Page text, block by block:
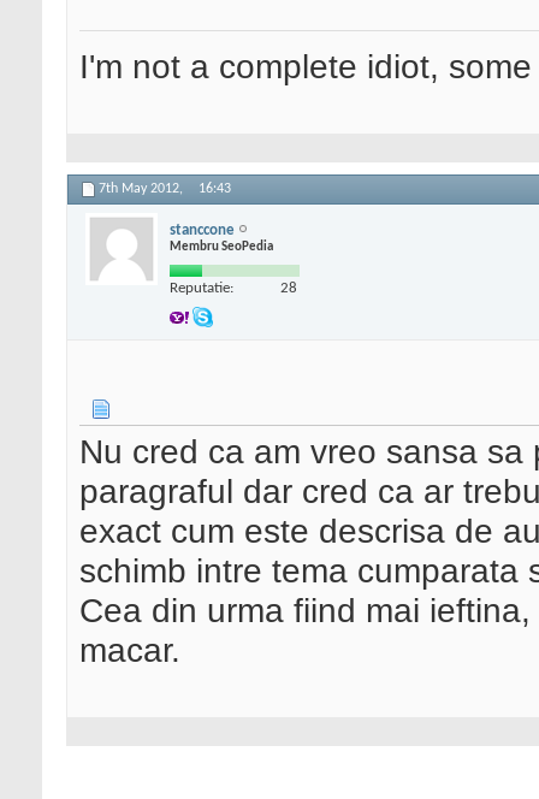
I'm not a complete idiot,
7th May 2012, 16:43
stanccone
Membru SeoPedia
Reputatie: 28
Nu cred ca am vreo sansa
paragraful dar cred ca ar
exact cum este descrisa de
schimb intre tema cumparata
Cea din urma fiind mai
macar.